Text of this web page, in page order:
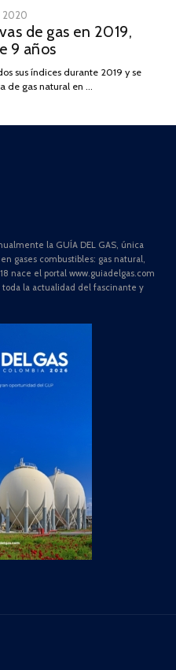
2020
DE
JULIO
2025
de gas en 2019,
9 años
sus índices durante 2019 y se
de gas natural en …
la GUÍA DEL GAS, única
gases combustibles: gas natural,
nace el portal www.guiadelgas.com
la actualidad del fascinante y